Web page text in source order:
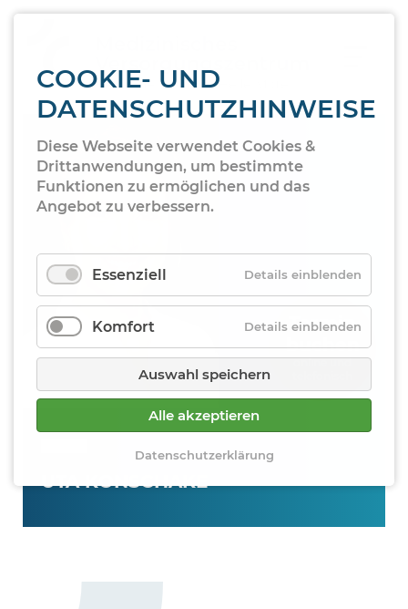
COOKIE- UND
DATENSCHUTZHINWEISE
Diese Webseite verwendet Cookies &
Drittanwendungen, um bestimmte
Funktionen zu ermöglichen und das
Angebot zu verbessern.
Essenziell Details einblenden
Komfort Details einblenden
Auswahl speichern
Alle akzeptieren
Datenschutzerklärung
UTA KONSCHAKE
Termin­
buchen
online und